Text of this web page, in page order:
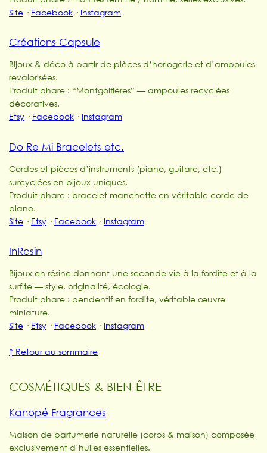
Site · Facebook · Instagram
Créations Capsule
Bijoux & déco à partir de pièces d’horlogerie et d’ampoules
revalorisées.
Produit phare : “Montgolfières” — ampoules recyclées
décoratives.
Etsy · Facebook · Instagram
Do Re Mi Bracelets etc.
Cordes et pièces d’instruments (piano, guitare, etc.)
surcyclées en bijoux uniques.
Produit phare : bracelet manchette en véritable corde de
piano.
Site · Etsy · Facebook · Instagram
InResin
Bijoux en résine donnant une seconde vie à la fordite et à la
surfite — style, originalité, écologie.
Produit phare : pendentif en fordite, véritable œuvre
miniature.
Site · Etsy · Facebook · Instagram
↑ Retour au sommaire
COSMÉTIQUES & BIEN-ÊTRE
Kanopé Fragrances
Maison de parfumerie naturelle (corps & maison) composée
exclusivement d’huiles essentielles.